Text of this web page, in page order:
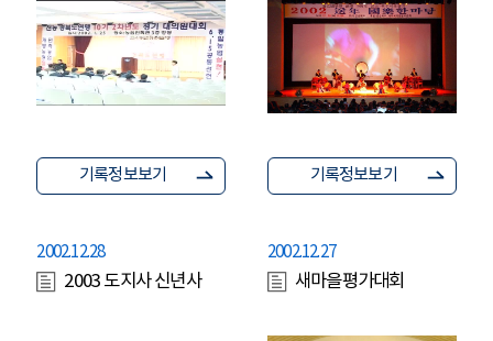
기록정보보기 기록정보보기
2002.12.28
2003 도지사 신년사
2002.12.27
새마을평가대회